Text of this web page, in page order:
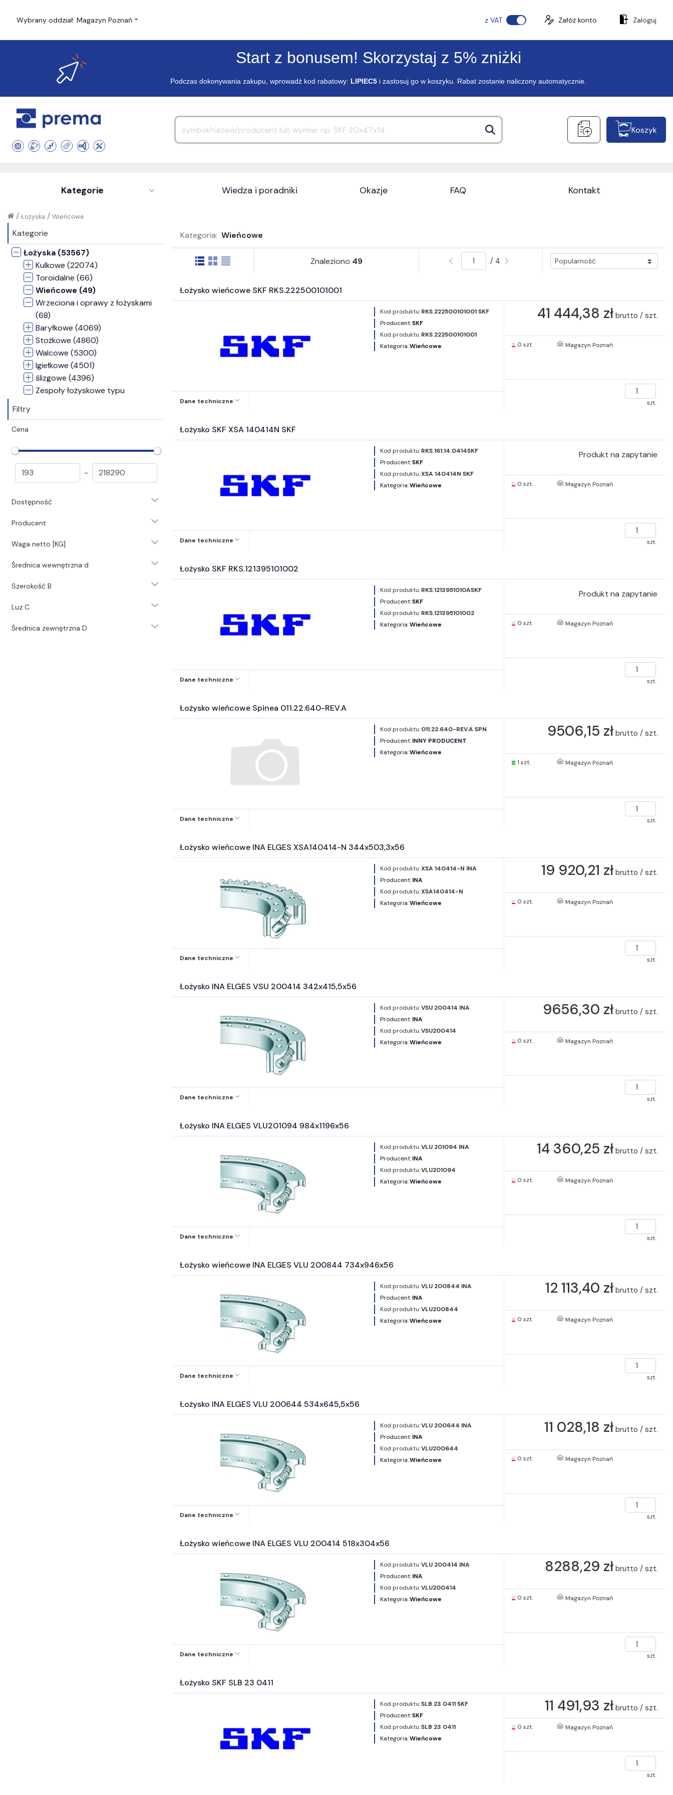
Wybrany oddział: Magazyn Poznań z VAT Załóż konto Zaloguj
Start z bonusem! Skorzystaj z 5% zniżki
Podczas dokonywania zakupu, wprowadź kod rabatowy: LIPIEC5 i zastosuj go w koszyku. Rabat zostanie naliczony automatycznie.
Koszyk
Kategorie Wiedza i poradniki Okazje FAQ Kontakt
Wieńcowe
/
Łożyska
/
Kategorie
Łożyska (53567)
Kulkowe (22074)
Toroidalne (66)
Wieńcowe (49)
Wrzeciona i oprawy z łożyskami
(68)
Baryłkowe (4069)
Stożkowe (4860)
Walcowe (5300)
Igiełkowe (4501)
ślizgowe (4396)
Zespoły łożyskowe typu
Pasy i koła pasowe (23206)
Łańcuchy i koła łańcuchowe (8005)
Koła zębate i listwy zębate (826)
Przekładnie (746)
Motoreduktory (392)
Silniki i akcesoria silnikowe (144)
Systemy i środki smarowania (3532)
Pneumatyka (36186)
Świece (203)
Hydraulika (1488)
Filtry
Cena
-
Dostępność
Producent
Waga netto [KG]
Średnica wewnętrzna d
Szerokość B
Luz C
Średnica zewnętrzna D
Kategoria: Wieńcowe
Znaleziono 49 / 4
Łożysko wieńcowe SKF RKS.222500101001
Kod produktu:RKS.222500101001 SKF
Producent:SKF
Kod produktu:RKS.222500101001
Kategoria:Wieńcowe
Dane techniczne
41 444,38 zł brutto / szt.
0 szt. Magazyn Poznań
szt.
Łożysko SKF XSA 140414N SKF
Kod produktu:RKS.161.14.0414SKF
Producent:SKF
Kod produktu:XSA 140414N SKF
Kategoria:Wieńcowe
Dane techniczne
Produkt na zapytanie
0 szt. Magazyn Poznań
szt.
Łożysko SKF RKS.121395101002
Kod produktu:RKS.1213951010ASKF
Producent:SKF
Kod produktu:RKS.121395101002
Kategoria:Wieńcowe
Dane techniczne
Produkt na zapytanie
0 szt. Magazyn Poznań
szt.
Łożysko wieńcowe Spinea 011.22.640-REV.A
Kod produktu:011.22.640-REV.A SPN
Producent:INNY PRODUCENT
Kategoria:Wieńcowe
Dane techniczne
9506,15 zł brutto / szt.
1 szt. Magazyn Poznań
szt.
Łożysko wieńcowe INA ELGES XSA140414-N 344x503,3x56
Kod produktu:XSA 140414-N INA
Producent:INA
Kod produktu:XSA140414-N
Kategoria:Wieńcowe
Dane techniczne
19 920,21 zł brutto / szt.
0 szt. Magazyn Poznań
szt.
Łożysko INA ELGES VSU 200414 342x415,5x56
Kod produktu:VSU 200414 INA
Producent:INA
Kod produktu:VSU200414
Kategoria:Wieńcowe
Dane techniczne
9656,30 zł brutto / szt.
0 szt. Magazyn Poznań
szt.
Łożysko INA ELGES VLU201094 984x1196x56
Kod produktu:VLU 201094 INA
Producent:INA
Kod produktu:VLU201094
Kategoria:Wieńcowe
Dane techniczne
14 360,25 zł brutto / szt.
0 szt. Magazyn Poznań
szt.
Łożysko wieńcowe INA ELGES VLU 200844 734x946x56
Kod produktu:VLU 200844 INA
Producent:INA
Kod produktu:VLU200844
Kategoria:Wieńcowe
Dane techniczne
12 113,40 zł brutto / szt.
0 szt. Magazyn Poznań
szt.
Łożysko INA ELGES VLU 200644 534x645,5x56
Kod produktu:VLU 200644 INA
Producent:INA
Kod produktu:VLU200644
Kategoria:Wieńcowe
Dane techniczne
11 028,18 zł brutto / szt.
0 szt. Magazyn Poznań
szt.
Łożysko wieńcowe INA ELGES VLU 200414 518x304x56
Kod produktu:VLU 200414 INA
Producent:INA
Kod produktu:VLU200414
Kategoria:Wieńcowe
Dane techniczne
8288,29 zł brutto / szt.
0 szt. Magazyn Poznań
szt.
Łożysko SKF SLB 23 0411
Kod produktu:SLB 23 0411 SKF
Producent:SKF
Kod produktu:SLB 23 0411
Kategoria:Wieńcowe
11 491,93 zł brutto / szt.
0 szt. Magazyn Poznań
szt.